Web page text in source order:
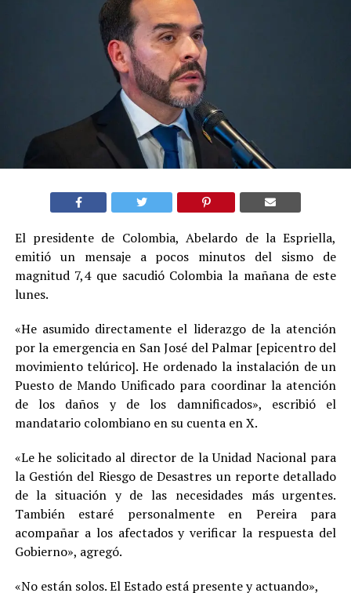
El presidente de Colombia, Abelardo de la Espriella,
emitió un mensaje a pocos minutos del sismo de
magnitud 7,4 que sacudió Colombia la mañana de este
lunes.
«He asumido directamente el liderazgo de la atención
por la emergencia en San José del Palmar [epicentro del
movimiento telúrico]. He ordenado la instalación de un
Puesto de Mando Unificado para coordinar la atención
de los daños y de los damnificados», escribió el
mandatario colombiano en su cuenta en X.
«Le he solicitado al director de la Unidad Nacional para
la Gestión del Riesgo de Desastres un reporte detallado
de la situación y de las necesidades más urgentes.
También estaré personalmente en Pereira para
acompañar a los afectados y verificar la respuesta del
Gobierno», agregó.
«No están solos. El Estado está presente y actuando»,